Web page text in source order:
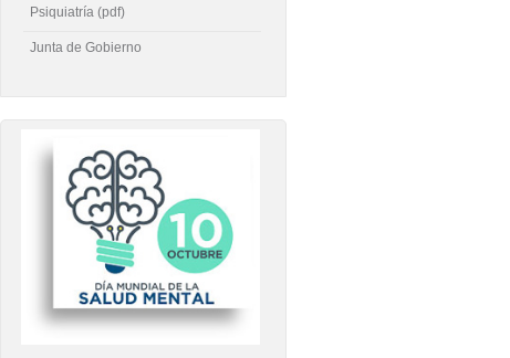
Psiquiatría (pdf)
Junta de Gobierno